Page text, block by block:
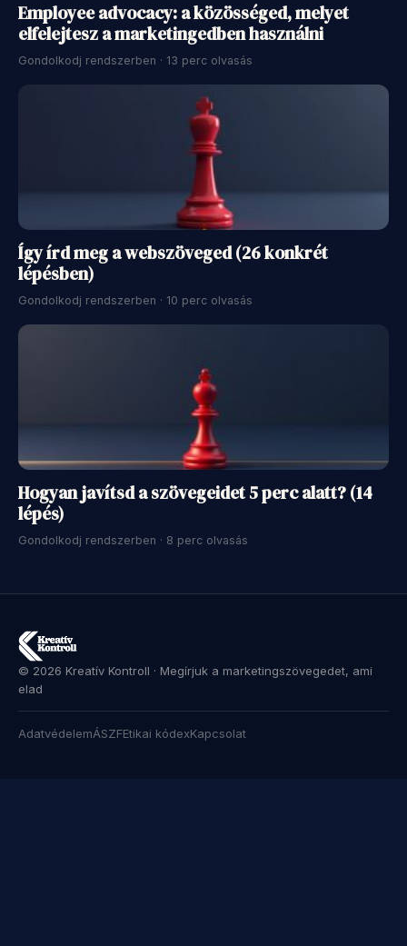
Employee advocacy: a közösséged, melyet
elfelejtesz a marketingedben használni
Gondolkodj rendszerben · 13 perc olvasás
Így írd meg a webszöveged (26 konkrét
lépésben)
Gondolkodj rendszerben · 10 perc olvasás
Hogyan javítsd a szövegeidet 5 perc alatt? (14
lépés)
Gondolkodj rendszerben · 8 perc olvasás
© 2026 Kreatív Kontroll · Megírjuk a marketingszövegedet, ami
elad
AdatvédelemÁSZFEtikai kódexKapcsolat